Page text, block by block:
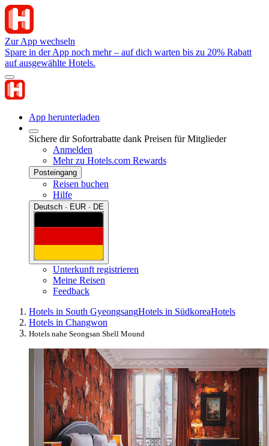
Zur App wechseln
Spare in der App noch mehr – auf dich warten bis zu 20% Rabatt
auf ausgewählte Hotels.
App herunterladen
Sichere dir Sofortrabatte dank Preisen für Mitglieder
Anmelden
Mehr zu Hotels.com Rewards
Posteingang
Reisen buchen
Hilfe
Deutsch · EUR · DE
Unterkunft registrieren
Meine Reisen
Feedback
Hotels in South GyeongsangHotels in SüdkoreaHotels
Hotels in Changwon
Hotels nahe Seongsan Shell Mound